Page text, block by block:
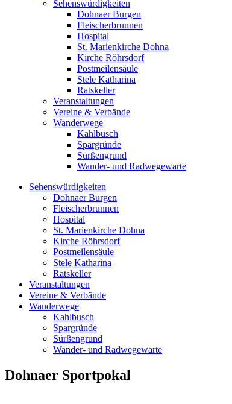
Sehenswürdigkeiten
Dohnaer Burgen
Fleischerbrunnen
Hospital
St. Marienkirche Dohna
Kirche Röhrsdorf
Postmeilensäule
Stele Katharina
Ratskeller
Veranstaltungen
Vereine & Verbände
Wanderwege
Kahlbusch
Spargründe
Sürßengrund
Wander- und Radwegewarte
Sehenswürdigkeiten
Dohnaer Burgen
Fleischerbrunnen
Hospital
St. Marienkirche Dohna
Kirche Röhrsdorf
Postmeilensäule
Stele Katharina
Ratskeller
Veranstaltungen
Vereine & Verbände
Wanderwege
Kahlbusch
Spargründe
Sürßengrund
Wander- und Radwegewarte
Dohnaer Sportpokal